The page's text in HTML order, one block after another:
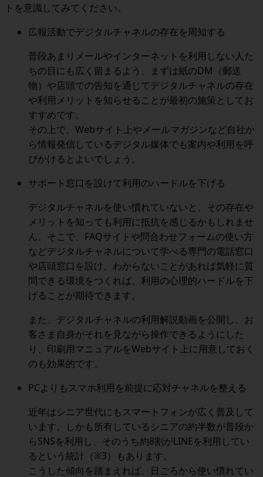
トを意識してみてください。
広報活動でデジタルチャネルの存在を周知する
普段あまりメールやインターネットを利用しない人た
ちの目にも広く留まるよう、
まずは紙のDM（郵送
物）や店頭での告知を通じてデジタルチャネルの存在
や利用メリットを知らせることが最初の施策としてお
すすめです。
その上で、Webサイト上やメールマガジンなど自社か
ら情報発信しているデジタル媒体でも案内や利用を呼
びかけるとよいでしょう。
サポート窓口を設けて利用のハードルを下げる
デジタルチャネルを使い慣れていないと、その存在や
メリットを知っても利用に抵抗を感じるかもしれませ
ん。そこで、FAQサイトや問合わせフォームの使い方
などデジタルチャネルについて学べる専門の電話窓口
や店頭窓口を設け、わからないことがあれば気軽に質
問できる環境をつくれば、利用の心理的ハードルを下
げることが期待できます。
また、デジタルチャネルの利用解説動画を公開し、お
客さま自身がそれを見ながら操作できるようにした
り、印刷用マニュアルをWebサイト上に用意しておく
のも効果的です。
PCよりもスマホ利用を前提に応対チャネルを整える
近年はシニア世代にもスマートフォンが広く普及して
います。しかも所有しているシニアの約半数が普段か
らSNSを利用し、そのうち約8割がLINEを利用してい
るという統計（※3）もあります。
こうした傾向を踏まえれば、 日ごろから使い慣れてい